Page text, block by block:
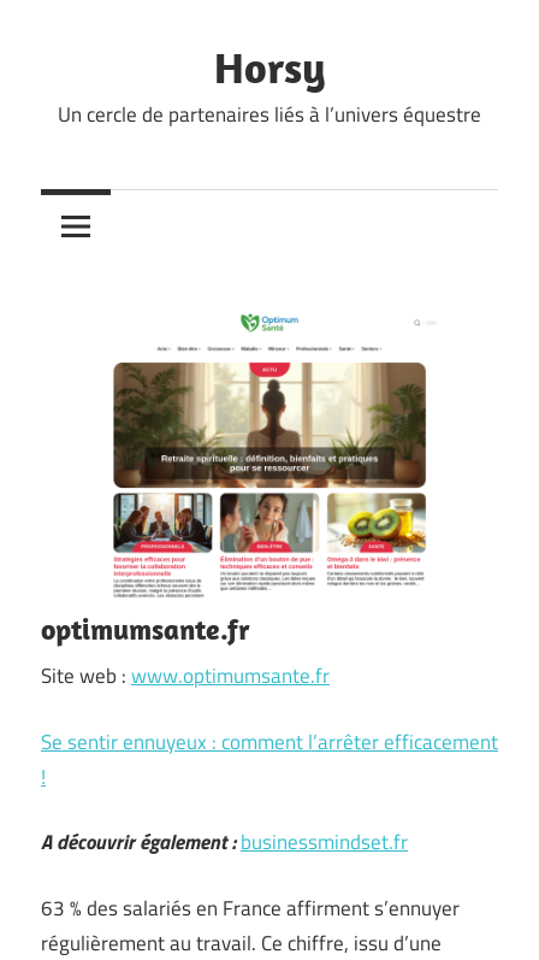
Horsy
Un cercle de partenaires liés à l’univers équestre
optimumsante.fr
Site web :www.optimumsante.fr
Se sentir ennuyeux : comment l’arrêter efficacement
!
A découvrir également :businessmindset.fr
63 % des salariés en France affirment s’ennuyer
régulièrement au travail. Ce chiffre, issu d’une